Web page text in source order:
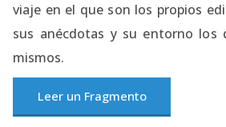
viaje en el que son los propios
sus anécdotas y su entorno los
mismos.
Leer un Fragmento